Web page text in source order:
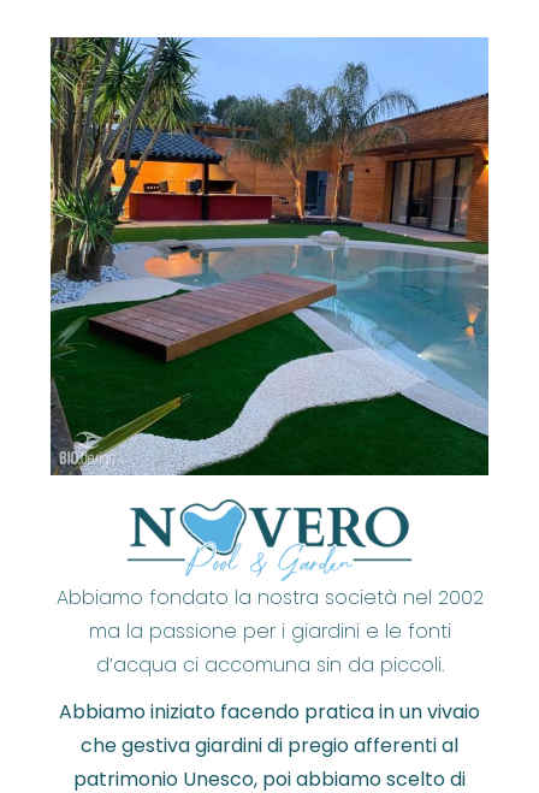
Abbiamo fondato la nostra società nel 2002
ma la passione per i giardini e le fonti
d’acqua ci accomuna sin da piccoli.
Abbiamo iniziato facendo pratica in un vivaio
che gestiva giardini di pregio afferenti al
patrimonio Unesco, poi abbiamo scelto di